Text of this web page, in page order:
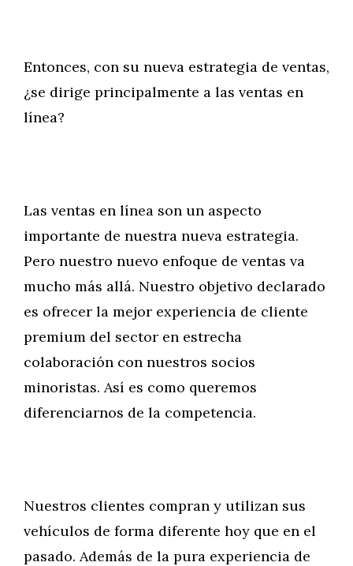
Entonces, con su nueva estrategia de ventas,
¿se dirige principalmente a las ventas en
línea?
Las ventas en línea son un aspecto
importante de nuestra nueva estrategia.
Pero nuestro nuevo enfoque de ventas va
mucho más allá. Nuestro objetivo declarado
es ofrecer la mejor experiencia de cliente
premium del sector en estrecha
colaboración con nuestros socios
minoristas. Así es como queremos
diferenciarnos de la competencia.
Nuestros clientes compran y utilizan sus
vehículos de forma diferente hoy que en el
pasado. Además de la pura experiencia de